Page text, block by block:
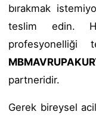
bırakmak
teslim edin.
profesyonelliği
partneridir.
Gerek bireysel